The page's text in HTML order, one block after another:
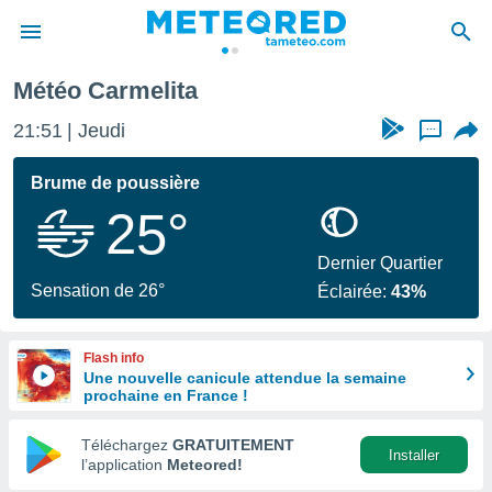
de
en
Météo Carmelita
21:51 Jeudi ...
Brume de poussière
25°
Sensation de 26°
Dernier Quartier
Éclairée:43%
Flash info
Une nouvelle canicule attendue la semaine
prochaine en France !
Téléchargez GRATUITEMENT
l’application Meteored!
Installer